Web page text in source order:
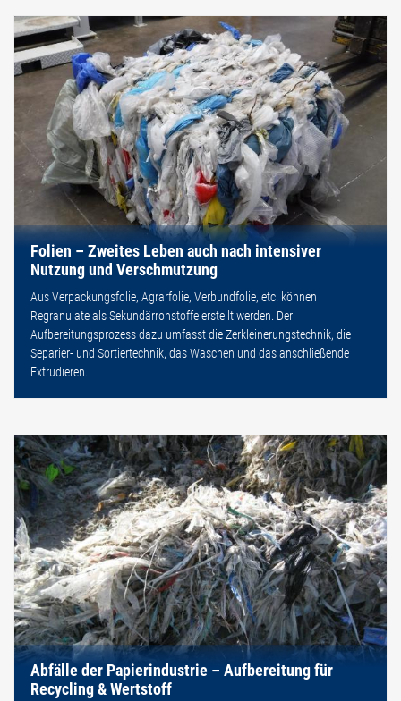
Folien – Zweites Leben auch nach intensiver
Nutzung und Verschmutzung
Aus Verpackungsfolie, Agrarfolie, Verbundfolie, etc. können
Regranulate als Sekundärrohstoffe erstellt werden. Der
Aufbereitungsprozess dazu umfasst die Zerkleinerungstechnik, die
Separier- und Sortiertechnik, das Waschen und das anschließende
Extrudieren.
Abfälle der Papierindustrie – Aufbereitung für
Recycling & Wertstoff